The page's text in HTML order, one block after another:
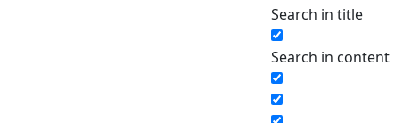
Search in title
Search in content